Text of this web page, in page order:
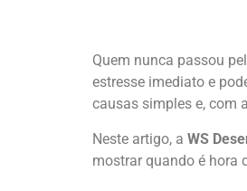
Quem nunca passou
estresse imediato e
causas simples e, com
Neste artigo, a WS
mostrar quando é hora